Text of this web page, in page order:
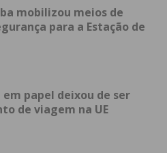
mobilizou meios de
para a Estação de
papel deixou de ser
de viagem na UE